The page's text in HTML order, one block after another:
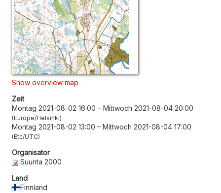
Show overview map
Zeit
Montag 2021-08-02 16:00 – Mittwoch 2021-08-04 20:00
Europe/Helsinki
Montag 2021-08-02 13:00 – Mittwoch 2021-08-04 17:00
Etc/UTC
Organisator
Suunta 2000
Land
Finnland